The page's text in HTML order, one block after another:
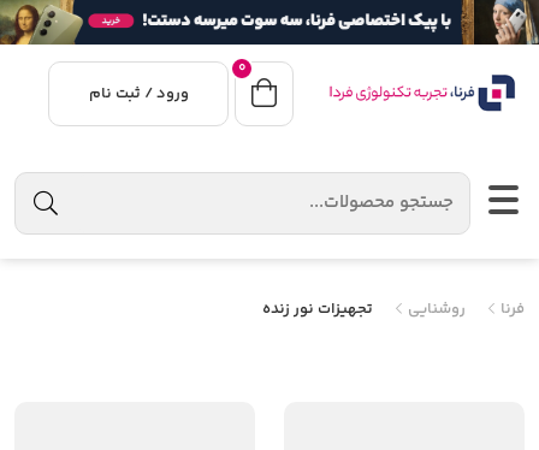
0
ورود / ثبت نام
فرنا روشنایی تجهیزات نور زنده